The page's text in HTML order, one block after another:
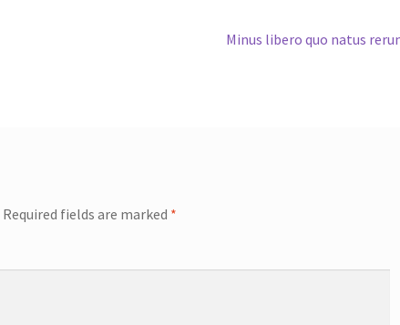
Next
Minus libero quo natus
Required fields are marked *